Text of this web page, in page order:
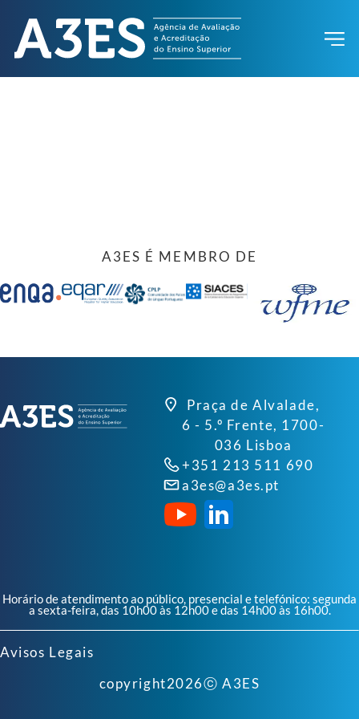
A3ES É MEMBRO DE
Praça de Alvalade,
6 - 5.º Frente, 1700-
036 Lisboa
+351 213 511 690
a3es@a3es.pt
Horário de atendimento ao público, presencial e telefónico: segunda
a sexta-feira, das 10h00 às 12h00 e das 14h00 às 16h00.
Avisos Legais
copyright2026ⓒ A3ES